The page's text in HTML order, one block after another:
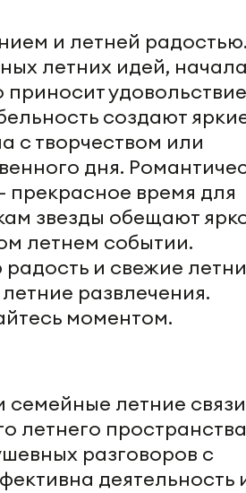
и летней радостью.
летних идей, начала
приносит
создают
с творчеством или
дня.
прекрасное время для
звезды обещают
летнем событии.
и свежие
развлечения.
моментом.
летние
летнего пространства
разговоров с
деятельность